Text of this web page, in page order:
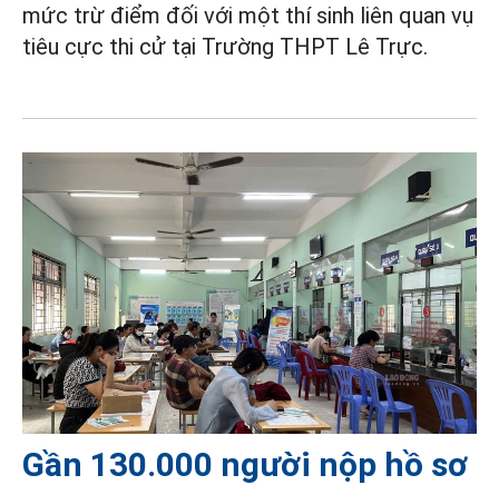
mức trừ điểm đối với một thí sinh liên quan vụ
tiêu cực thi cử tại Trường THPT Lê Trực.
Gần 130.000 người nộp hồ sơ